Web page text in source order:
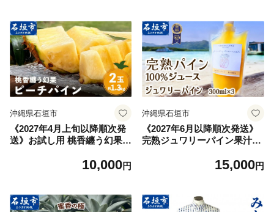
チケット 子供 子連れ カップ
ル 家族 人気 おすすめ 旅行ク
ーポン 店頭 オンライン ネッ
ト予約 電話 有効期間3年
沖縄県石垣市
《2027年4月上旬以降順次発
送》お試し用 桃香纏う幻果
石垣島産 パイナップル 沖縄
期間限定 TF-111
10,000円
沖縄県石垣市
《2027年6月以降順次発送》
完熟ジュワリーパイン果汁10
×3パックをお届け！【 沖縄
】TF-042
15,000円